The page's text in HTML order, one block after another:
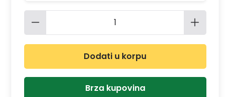
Količina proizvoda: Unesite
Dodati u korpu
Brza kupovina